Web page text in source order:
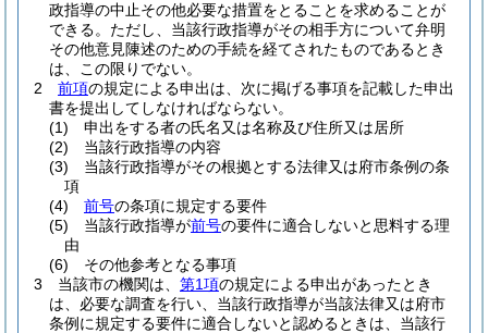
政指導の中止その他必要な措置をとることを求めることが
できる。 ただし、当該行政指導がその相手方について弁明
その他意見陳述のための手続を経てされたものであるとき
は、この限りでない。
2
前項の規定による申出は、次に掲げる事項を記載した申出
書を提出してしなければならない。
(1)
申出をする者の氏名又は名称及び住所又は居所
(2)
当該行政指導の内容
(3)
当該行政指導がその根拠とする法律又は府市条例の条
項
(4)
前号の条項に規定する要件
(5)
当該行政指導が前号の要件に適合しないと思料する理
由
(6)
その他参考となる事項
3
当該市の機関は、 第1項の規定による申出があったとき
は、必要な調査を行い、当該行政指導が当該法律又は府市
条例に規定する要件に適合しないと認めるときは、当該行